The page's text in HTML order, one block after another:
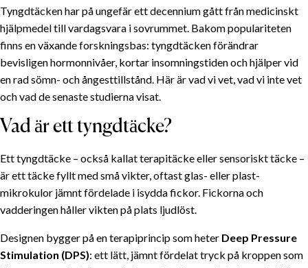
Tyngdtäcken har på ungefär ett decennium gått från medicinskt
hjälpmedel till vardagsvara i sovrummet. Bakom populariteten
finns en växande forskningsbas: tyngdtäcken förändrar
bevisligen hormon­nivåer, kortar insomnings­tiden och hjälper vid
en rad sömn- och ångest­tillstånd. Här är vad vi vet, vad vi inte vet
och vad de senaste studierna visat.
Vad är ett tyngdtäcke?
Ett tyngdtäcke – också kallat terapitäcke eller sensoriskt täcke –
är ett täcke fyllt med små vikter, oftast glas- eller plast­
mikrokulor jämnt fördelade i isydda fickor. Fickorna och
vadderingen håller vikten på plats ljudlöst.
Designen bygger på en terapiprincip som heter Deep Pressure
Stimulation (DPS): ett lätt, jämnt fördelat tryck på kroppen som